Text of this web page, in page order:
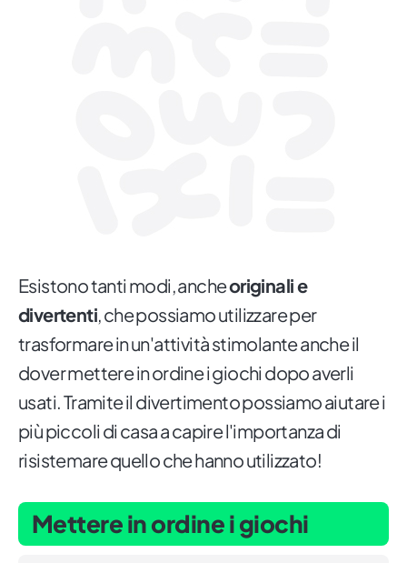
Esistono tanti modi, ancheoriginali e
divertenti, che possiamo utilizzare per
trasformare in un'attività stimolante anche il
dover mettere in ordine i giochi dopo averli
usati. Tramite il divertimento possiamo aiutare i
più piccoli di casa a capire l'importanza di
risistemare quello che hanno utilizzato!
Mettere in ordine i giochi